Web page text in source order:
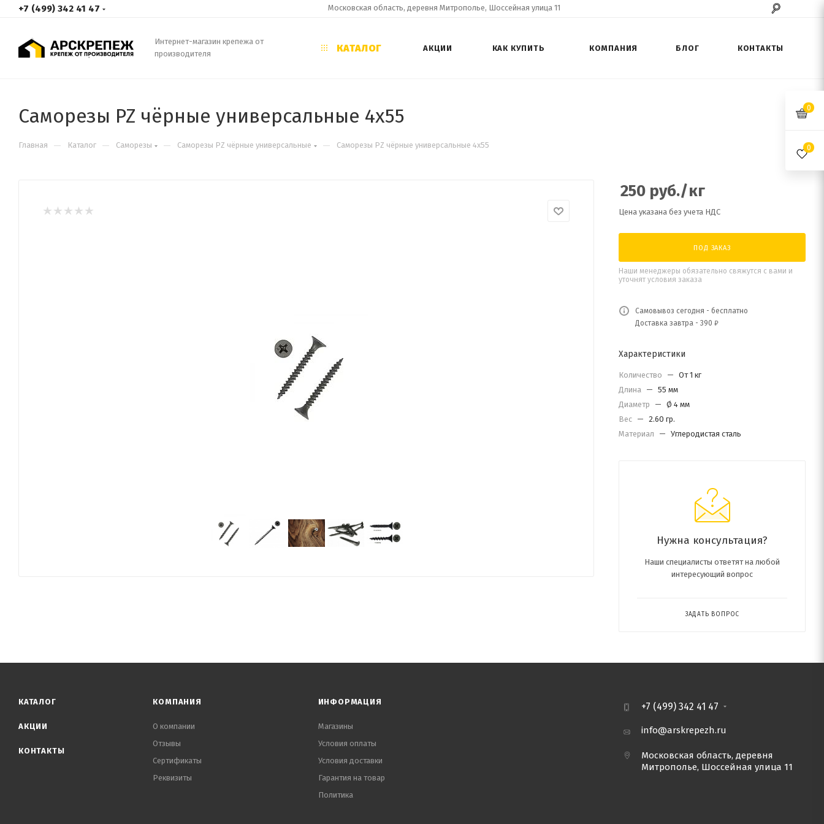
+7 (499) 342 41 47 Московская область, деревня Митрополье, Шоссейная улица 11
Интернет-магазин крепежа от
производителя
КАТАЛОГ АКЦИИ КАК КУПИТЬ КОМПАНИЯ БЛОГ КОНТАКТЫ
Саморезы PZ чёрные универсальные 4х55
Главная — Каталог — Саморезы — Cаморезы PZ чёрные универсальные — Саморезы PZ чёрные универсальные 4х55
250 руб./кг
Цена указана без учета НДС
ПОД ЗАКАЗ
Наши менеджеры обязательно свяжутся с вами и
уточнят условия заказа
Самовывоз сегодня - бесплатно
Доставка завтра - 390 ₽
Характеристики
Количество — От 1 кг
Длина — 55 мм
Диаметр
— Ø 4 мм
Вес — 2.60 гр.
Материал
— Углеродистая сталь
Нужна консультация?
Наши специалисты ответят на любой
интересующий вопрос
ЗАДАТЬ ВОПРОС
КАТАЛОГ
АКЦИИ
КОНТАКТЫ
КОМПАНИЯ
О компании
Отзывы
Сертификаты
Реквизиты
ИНФОРМАЦИЯ
Магазины
Условия оплаты
Условия доставки
Гарантия на товар
Политика
+7 (499) 342 41 47
info@arskrepezh.ru
Московская область, деревня
Митрополье, Шоссейная улица 11
0
0